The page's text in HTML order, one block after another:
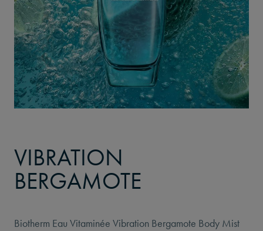
VIBRATION
BERGAMOTE
Biotherm Eau Vitaminée Vibration Bergamote Body Mist